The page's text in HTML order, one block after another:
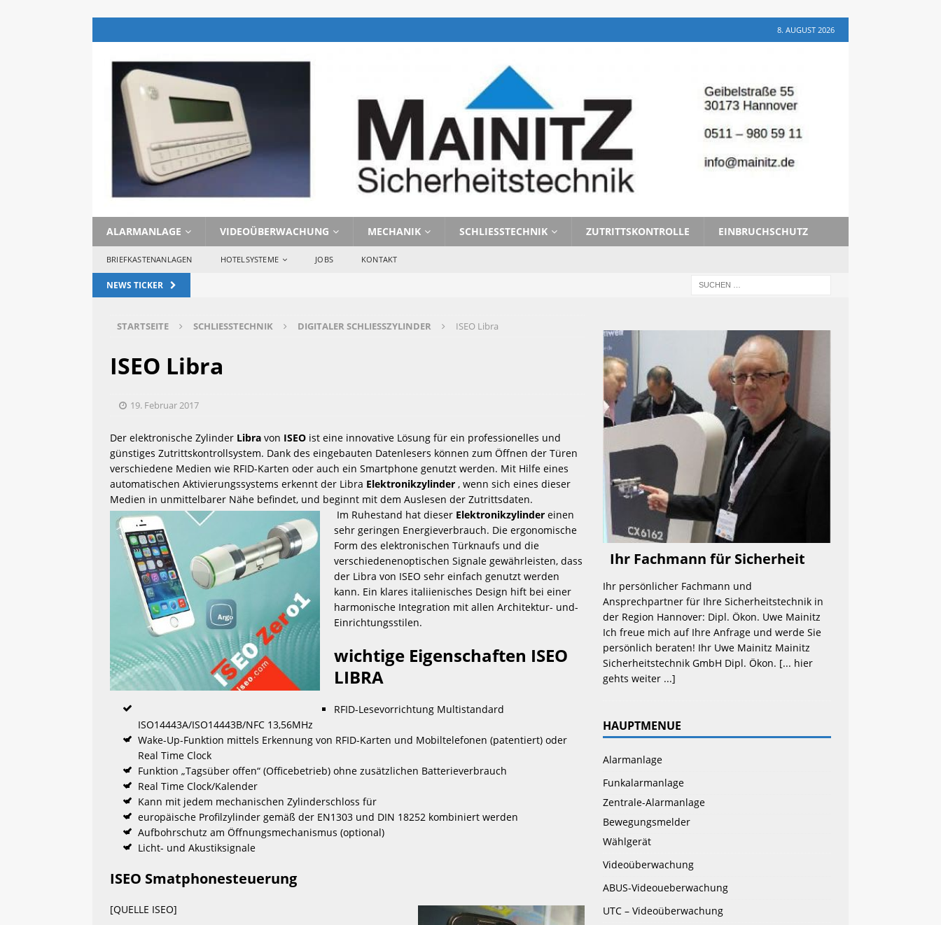
8. AUGUST 2026
ALARMANLAGE VIDEOÜBERWACHUNG MECHANIK SCHLIESSTECHNIK ZUTRITTSKONTROLLE EINBRUCHSCHUTZ
BRIEFKASTENANLAGEN HOTELSYSTEME JOBS KONTAKT
NEWS TICKER
[ 19. Oktober 2018 ] Alarmanlage – „made in germany“ ALARMANLAGE
[ 12. Oktober 2018 ] Monteur m/w Sicherheitstechnik „Mechanik“ JOBS
[ 9. September 2016 ] langjähriger Erfahrung im Bereich Sicherheitstechnik HOME
STARTSEITE SCHLIESSTECHNIK DIGITALER SCHLIESSZYLINDER ISEO Libra
ISEO Libra
19. Februar 2017
Der elektronische Zylinder Libra von ISEO ist eine innovative Lösung für ein professionelles und
günstiges Zutrittskontrollsystem. Dank des eingebauten Datenlesers können zum Öffnen der Türen
verschiedene Medien wie RFID-Karten oder auch ein Smartphone genutzt werden. Mit Hilfe eines
automatischen Aktivierungssystems erkennt der Libra Elektronikzylinder , wenn sich eines dieser
Medien in unmittelbarer Nähe befindet, und beginnt mit dem Auslesen der Zutrittsdaten.
Im Ruhestand hat dieser Elektronikzylinder einen
sehr geringen Energieverbrauch. Die ergonomische
Form des elektronischen Türknaufs und die
verschiedenenoptischen Signale gewährleisten, dass
der Libra von ISEO sehr einfach genutzt werden
kann. Ein klares italiienisches Design hift bei einer
harmonische Integration mit allen Architektur- und-
Einrichtungsstilen.
wichtige Eigenschaften ISEO
LIBRA
RFID-Lesevorrichtung Multistandard
ISO14443A/ISO14443B/NFC 13,56MHz
Wake-Up-Funktion mittels Erkennung von RFID-Karten und Mobiltelefonen (patentiert) oder
Real Time Clock
Funktion „Tagsüber offen“ (Officebetrieb) ohne zusätzlichen Batterieverbrauch
Real Time Clock/Kalender
Kann mit jedem mechanischen Zylinderschloss für
europäische Profilzylinder gemäß der EN1303 und DIN 18252 kombiniert werden
Aufbohrschutz am Öffnungsmechanismus (optional)
Licht- und Akustiksignale
ISEO Smatphonesteuerung
[QUELLE ISEO]
Ihr Fachmann für Sicherheit
Ihr persönlicher Fachmann und
Ansprechpartner für Ihre Sicherheitstechnik in
der Region Hannover: Dipl. Ökon. Uwe Mainitz
Ich freue mich auf Ihre Anfrage und werde Sie
persönlich beraten! Ihr Uwe Mainitz Mainitz
Sicherheitstechnik GmbH Dipl. Ökon. [... hier
gehts weiter ...]
HAUPTMENUE
Alarmanlage
Funkalarmanlage
Zentrale-Alarmanlage
Bewegungsmelder
Wählgerät
Videoüberwachung
ABUS-Videoueberwachung
UTC – Videoüberwachung